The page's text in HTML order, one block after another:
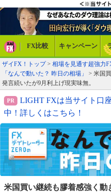
FX比較 キャンペーン
ザイFX！トップ> 相場を見通す超強力
「なんで動いた？ 昨日の相場」
> 米国
発言続いたが9月利上げ現実味無。
LIGHT FXは当サイト口
中！詳しくはこちら！
米国買い継続も膠着感強く動